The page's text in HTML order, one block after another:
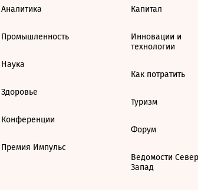
Аналитика
Промышленность
Наука
Здоровье
Конференции
Премия Импульс
Капитал
Инновации и
технологии
Как потратить
Туризм
Форум
Ведомости
Запад